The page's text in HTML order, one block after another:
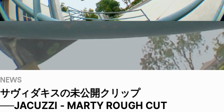
NEWS
サヴィダキスの未公開クリップ
──JACUZZI - MARTY ROUGH CUT